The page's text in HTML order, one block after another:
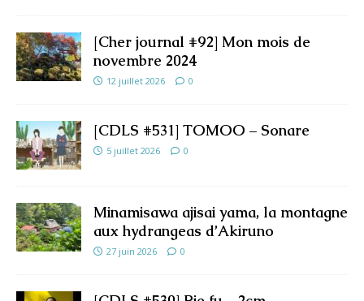
[Cher journal #92] Mon mois de
novembre 2024
12 juillet 2026 0
[CDLS #531] TOMOO – Sonare
5 juillet 2026 0
Minamisawa ajisai yama, la montagne
aux hydrangeas d’Akiruno
27 juin 2026 0